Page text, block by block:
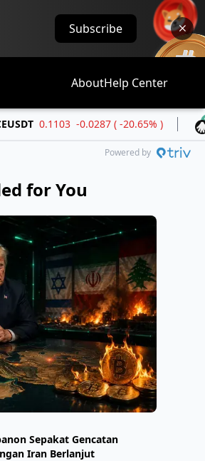
Subscribe
AboutHelp Center
-0.0287 ( -20.65% )
Powered by
for You
Sepakat Gencatan
Iran Berlanjut